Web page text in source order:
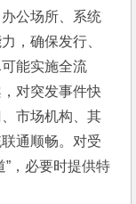
公场所、系统
，确保发行、
能实施全流
对突发事件快
市场机构、其
通顺畅。对受
”，必要时提供特